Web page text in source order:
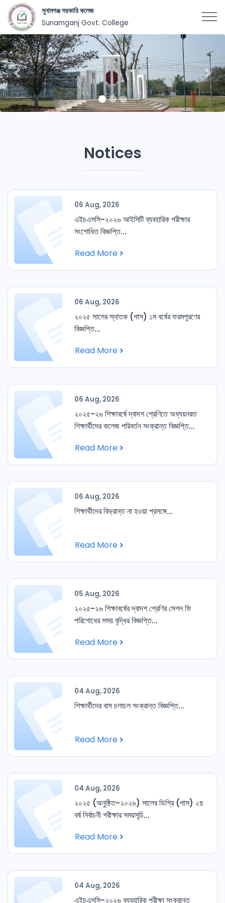
সুনামগঞ্জ সরকারি কলেজ
Sunamganj Govt. College
Previous Next
Notices
06 Aug, 2026
এইচএসসি-২০২৬ আইসিটি ব্যবহারিক পরীক্ষার
সংশোধিত বিজ্ঞপ্তি...
Read More
06 Aug, 2026
২০২৫ সালের স্নাতক (পাস) ১ম বর্ষের ফরমপূরণের
বিজ্ঞপ্তি...
Read More
06 Aug, 2026
২০২৫-২৬ শিক্ষাবর্ষে দ্বাদশ শ্রেণিতে অধ্যয়নরত
শিক্ষার্থীদের কলেজ পরিবর্তন সংক্রান্ত বিজ্ঞপ্তি...
Read More
06 Aug, 2026
শিক্ষার্থীদের বিভ্রান্ত না হওয়া প্রসঙ্গে...
Read More
05 Aug, 2026
২০২৫-২৬ শিক্ষাবর্ষের দ্বাদশ শ্রেণির সেশন ফি
পরিশোধের সময় বৃদ্ধির বিজ্ঞপ্তি...
Read More
04 Aug, 2026
শিক্ষার্থীদের বাস চলাচল সংক্রান্ত বিজ্ঞপ্তি...
Read More
04 Aug, 2026
২০২৫ (অনুষ্ঠিত-২০২৬) সালের ডিগ্রি (পাস) ২য়
বর্ষ নির্বাচনী পরীক্ষার সময়সূচি...
Read More
04 Aug, 2026
এইচএসসি-২০২৬ ব্যবহারিক পরীক্ষা সংক্রান্ত